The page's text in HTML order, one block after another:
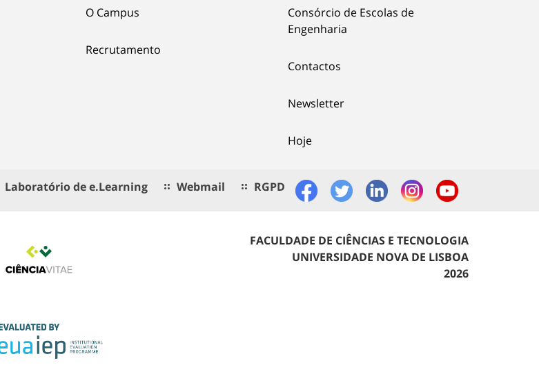
O Campus
Recrutamento
Consórcio de Escolas de
Engenharia
Contactos
Newsletter
Hoje
Laboratório de e.Learning Webmail RGPD
FACULDADE DE CIÊNCIAS E TECNOLOGIA
UNIVERSIDADE NOVA DE LISBOA
2026